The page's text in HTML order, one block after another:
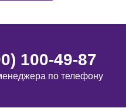
100-49-87
по телефону